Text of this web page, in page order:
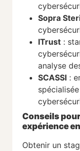
Sopra
ITrust :
analyse
SCASSI :
Conseils
expérience
Obtenir un